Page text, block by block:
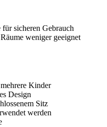
sicheren Gebrauch
weniger geeignet
Kinder
Design
Sitz
werden